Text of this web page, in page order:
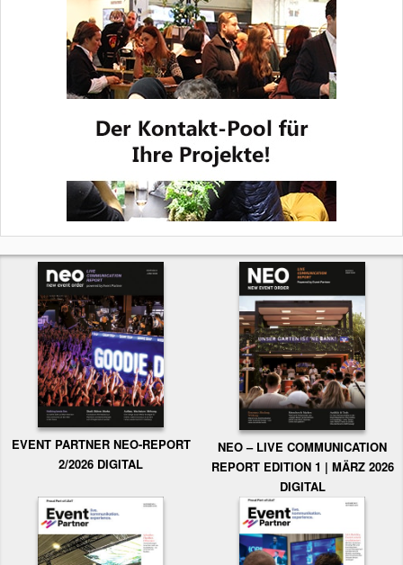
EVENT PARTNER NEO-REPORT
2/2026 DIGITAL
NEO – LIVE COMMUNICATION
REPORT EDITION 1 | MÄRZ 2026
DIGITAL